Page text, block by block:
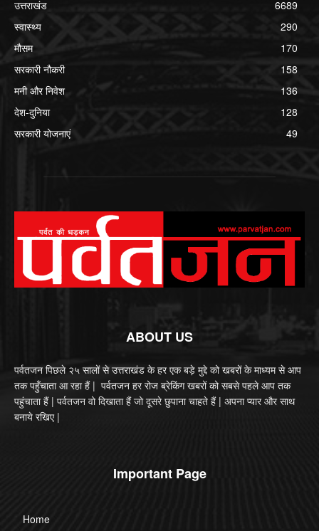
उत्तराखंड
6689
स्वास्थ्य
290
मौसम
170
सरकारी नौकरी
158
मनी और निवेश
136
देश-दुनिया
128
सरकारी योजनाएं
49
ABOUT US
पर्वतजन पिछले २५ सालों से उत्तराखंड के हर एक बड़े मुद्दे को खबरों के माध्यम से आप
तक पहुँचाता आ रहा हैं | पर्वतजन हर रोज ब्रेकिंग खबरों को सबसे पहले आप तक
पहुंचाता हैं | पर्वतजन वो दिखाता हैं जो दूसरे छुपाना चाहते हैं | अपना प्यार और साथ
बनाये रखिए |
Important Page
Home